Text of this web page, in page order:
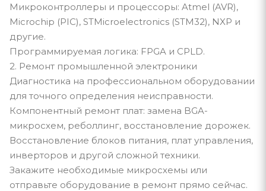
Микроконтроллеры и процессоры: Atmel (AVR),
Microchip (PIC), STMicroelectronics (STM32), NXP и
другие.
Программируемая логика: FPGA и CPLD.
2. Ремонт промышленной электроники
Диагностика на профессиональном оборудовании
для точного определения неисправности.
Компонентный ремонт плат: замена BGA-
микросхем, реболлинг, восстановление дорожек.
Восстановление блоков питания, плат управления,
инверторов и другой сложной техники.
Закажите необходимые микросхемы или
отправьте оборудование в ремонт прямо сейчас.